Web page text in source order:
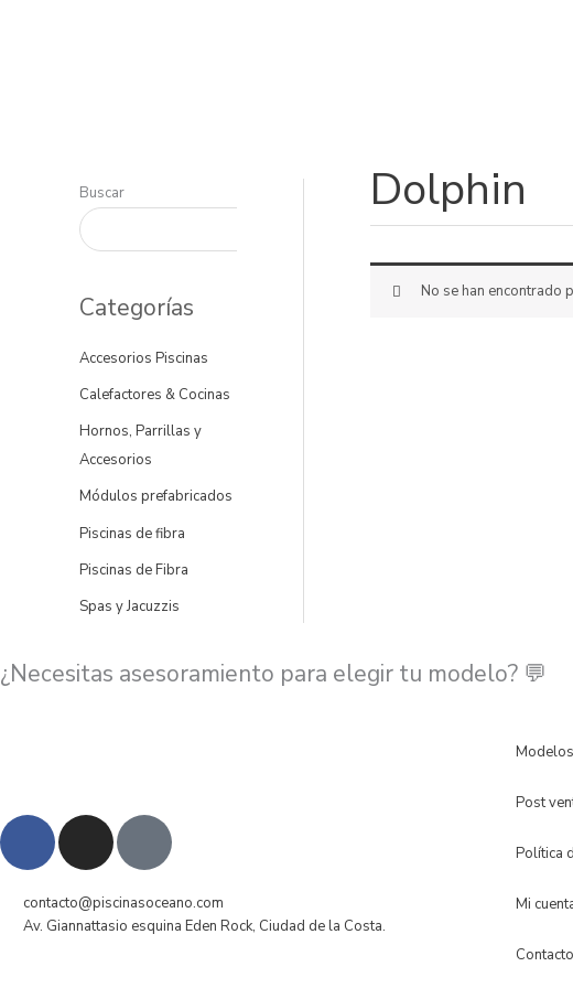
Buscar
Categorías
Accesorios Piscinas
Calefactores & Cocinas
Hornos, Parrillas y
Accesorios
Módulos prefabricados
Piscinas de fibra
Piscinas de Fibra
Spas y Jacuzzis
Dolphin
No se han encontrado
¿Necesitas asesoramiento para elegir tu modelo? 💬
F
c
e
b
I
s
t
a
P
o
n
e
contacto@piscinasoceano.com
Av. Giannattasio esquina Eden Rock, Ciudad de la Costa.
Post
Política
Mi
Contacto